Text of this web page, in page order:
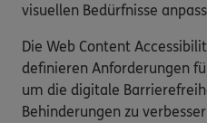
visuellen Bedürfnisse
Die Web Content
definieren Anforderungen
um die digitale
Behinderungen zu